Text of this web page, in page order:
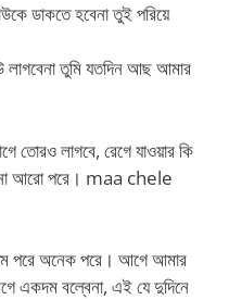
ডাকতে হবেনা তুই পরিয়ে
তুমি যতদিন আছ আমার
তোরও লাগবে, রেগে যাওয়ার কি
না আরো পরে। maa chele
পরে অনেক পরে। আগে আমার
একদম বল্বেনা, এই যে দুদিনে